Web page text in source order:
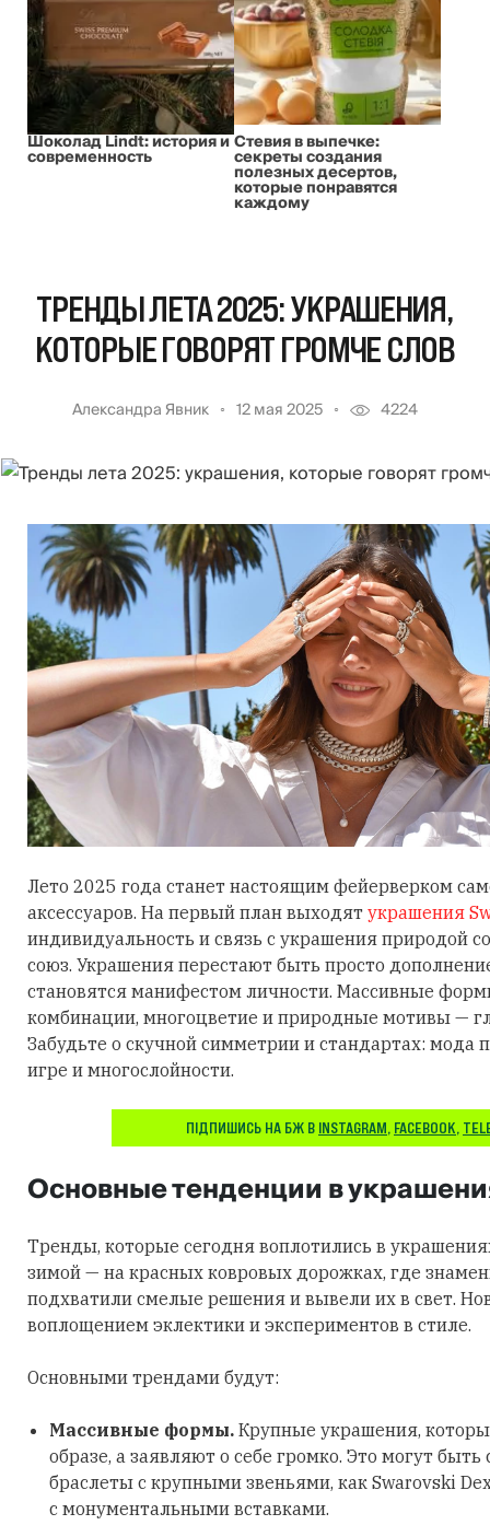
Шоколад Lindt: история и
современность
Стевия в выпечке:
секреты создания
полезных десертов,
которые понравятся
каждому
ТРЕНДЫ ЛЕТА 2025: УКРАШЕНИЯ,
КОТОРЫЕ ГОВОРЯТ ГРОМЧЕ СЛОВ
Александра Явник 12 мая 2025 4224
Лето 2025 года станет настоящим фейерверком
аксессуаров. На первый план выходят украшения
индивидуальность и связь с украшения природой
союз. Украшения перестают быть просто
становятся манифестом личности. Массивные
комбинации, многоцветие и природные мотивы —
Забудьте о скучной симметрии и стандартах: мода
игре и многослойности.
ПІДПИШИСЬ НА БЖ В INSTAGRAM, FACEBOOK,
Основные тенденции в
Тренды, которые сегодня воплотились в
зимой — на красных ковровых дорожках, где
подхватили смелые решения и вывели их в свет.
воплощением эклектики и экспериментов в стиле.
Основными трендами будут:
Массивные формы. Крупные украшения,
образе, а заявляют о себе громко. Это могут быть
браслеты с крупными звеньями, как Swarovski
с монументальными вставками.